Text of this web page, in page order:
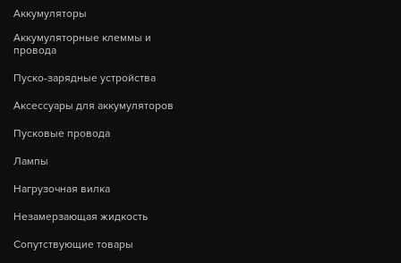
Аккумуляторы
Аккумуляторные клеммы и
провода
Пуско-зарядные устройства
Аксессуары для аккумуляторов
Пусковые провода
Лампы
Нагрузочная вилка
Незамерзающая жидкость
Сопутствующие товары